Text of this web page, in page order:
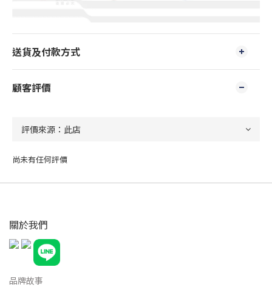
送貨及付款方式
顧客評價
尚未有任何評價
關於我們
品牌故事